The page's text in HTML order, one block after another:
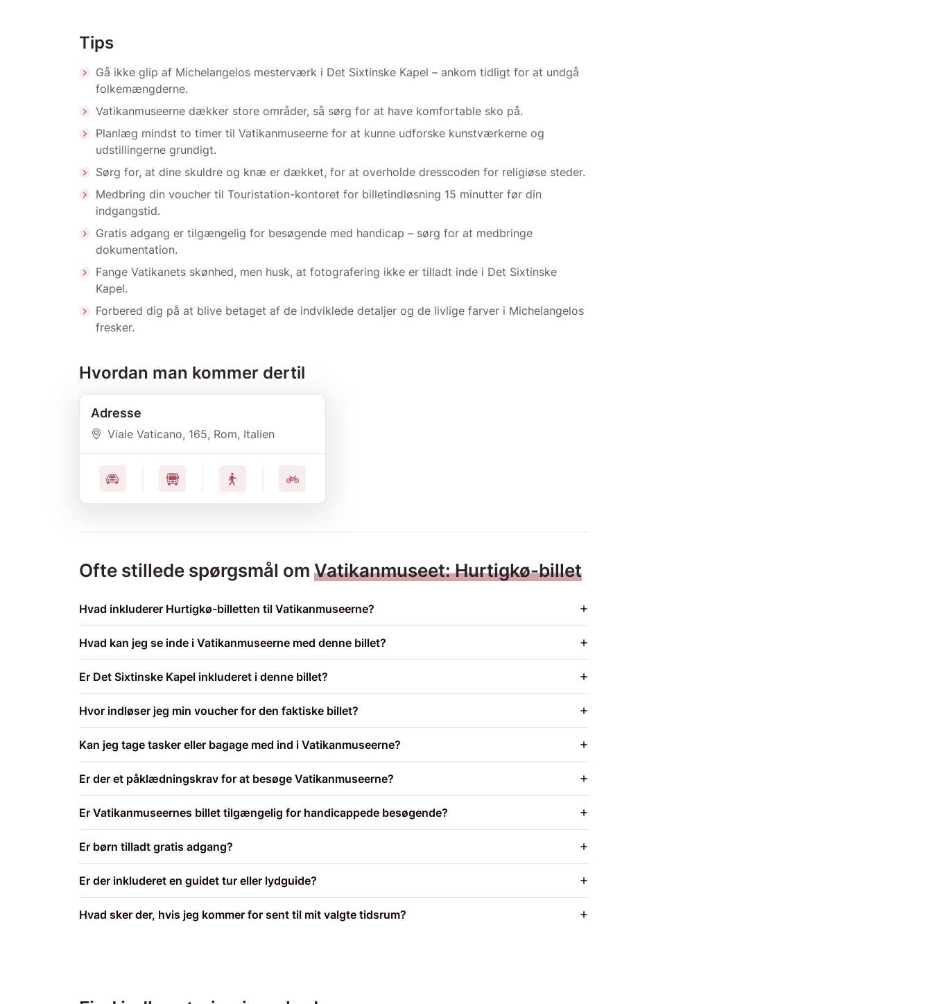
Tips
Gå ikke glip af Michelangelos mesterværk i Det Sixtinske Kapel – ankom tidligt for at undgå
folkemængderne.
Vatikanmuseerne dækker store områder, så sørg for at have komfortable sko på.
Planlæg mindst to timer til Vatikanmuseerne for at kunne udforske kunstværkerne og
udstillingerne grundigt.
Sørg for, at dine skuldre og knæ er dækket, for at overholde dresscoden for religiøse steder.
Medbring din voucher til Touristation-kontoret for billetindløsning 15 minutter før din
indgangstid.
Gratis adgang er tilgængelig for besøgende med handicap – sørg for at medbringe
dokumentation.
Fange Vatikanets skønhed, men husk, at fotografering ikke er tilladt inde i Det Sixtinske
Kapel.
Forbered dig på at blive betaget af de indviklede detaljer og de livlige farver i Michelangelos
fresker.
Hvordan man kommer dertil
Adresse
Viale Vaticano, 165, Rom, Italien
Ofte stillede spørgsmål om Vatikanmuseet: Hurtigkø-billet
Hvad inkluderer Hurtigkø-billetten til Vatikanmuseerne?
Hvad kan jeg se inde i Vatikanmuseerne med denne billet?
Er Det Sixtinske Kapel inkluderet i denne billet?
Hvor indløser jeg min voucher for den faktiske billet?
Kan jeg tage tasker eller bagage med ind i Vatikanmuseerne?
Er der et påklædningskrav for at besøge Vatikanmuseerne?
Er Vatikanmuseernes billet tilgængelig for handicappede besøgende?
Er børn tilladt gratis adgang?
Er der inkluderet en guidet tur eller lydguide?
Hvad sker der, hvis jeg kommer for sent til mit valgte tidsrum?